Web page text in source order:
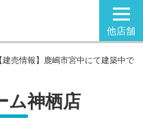
他店舗
【建売情報】鹿嶋市宮中にて建築中で
ム神栖店